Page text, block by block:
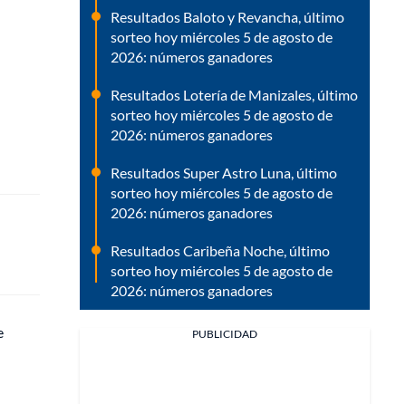
Resultados Baloto y Revancha, último
sorteo hoy miércoles 5 de agosto de
2026: números ganadores
Resultados Lotería de Manizales, último
sorteo hoy miércoles 5 de agosto de
2026: números ganadores
Resultados Super Astro Luna, último
sorteo hoy miércoles 5 de agosto de
2026: números ganadores
Resultados Caribeña Noche, último
sorteo hoy miércoles 5 de agosto de
2026: números ganadores
PUBLICIDAD